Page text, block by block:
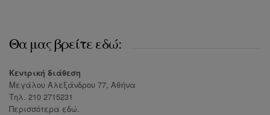
Θα μας βρείτε εδώ:
Κεντρική διάθεση
Μεγάλου Αλεξάνδρου 77, Αθήνα
Τηλ. 210 2715231
Περισσότερα εδώ.